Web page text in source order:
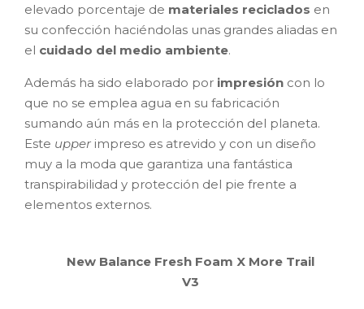
elevado porcentaje de materiales reciclados en
su confección haciéndolas unas grandes aliadas en
el cuidado del medio ambiente.
Además ha sido elaborado por impresión con lo
que no se emplea agua en su fabricación
sumando aún más en la protección del planeta.
Este upper impreso es atrevido y con un diseño
muy a la moda que garantiza una fantástica
transpirabilidad y protección del pie frente a
elementos externos.
New Balance Fresh Foam X More Trail
V3